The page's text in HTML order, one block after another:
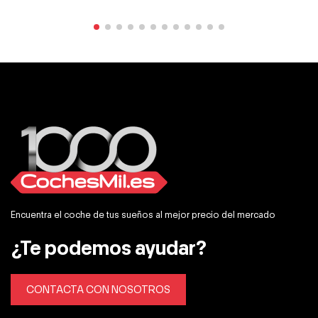
Encuentra el coche de tus sueños al mejor precio del mercado
¿Te podemos ayudar?
CONTACTA CON NOSOTROS